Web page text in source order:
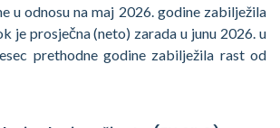
u odnosu na maj 2026. godine zabilježila
je prosječna (neto) zarada u junu 2026. u
prethodne godine zabilježila rast od